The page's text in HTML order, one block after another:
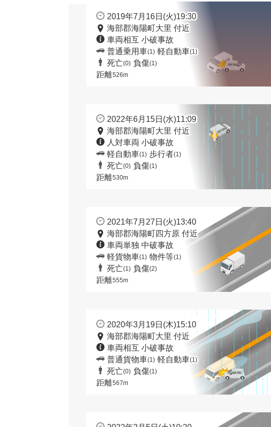
2019年7月16日(火)19:30
海部郡海陽町大里 付近
車両相互 小破事故
普通乗用車(1) 軽自動車(1)
死亡(0) 負傷(1)
距離526m
2022年6月15日(水)11:09
海部郡海陽町大里 付近
人対車両 小破事故
軽自動車(1) 歩行者(1)
死亡(0) 負傷(1)
距離530m
2021年7月27日(火)13:40
海部郡海陽町四方原 付近
車両単独 中破事故
軽貨物車(1) 物件等(1)
死亡(1) 負傷(2)
距離555m
2020年3月19日(木)15:10
海部郡海陽町大里 付近
車両相互 小破事故
普通貨物車(1) 軽自動車(1)
死亡(0) 負傷(1)
距離567m